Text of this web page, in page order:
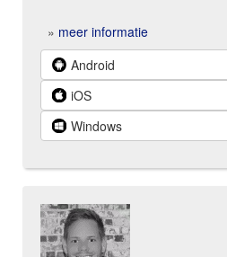
» meer informatie
Android
iOS
Windows